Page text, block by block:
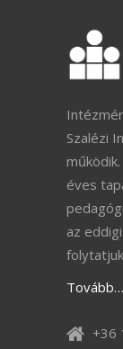
Szalézi
éves
az
Tovább…
+36